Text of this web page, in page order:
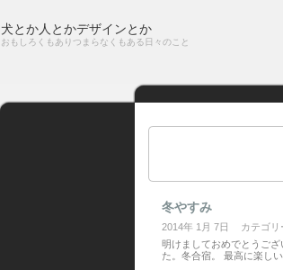
犬とか人とかデザインとか
おもしろくもありつまらなくもある日々のこと
冬やすみ
2014年 1月 7日 カテゴリ
明けましておめでとうご
た。冬合宿。 最高に楽し